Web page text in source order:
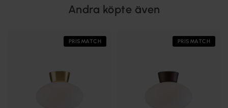
Andra köpte även
PRISMATCH PRISMATCH